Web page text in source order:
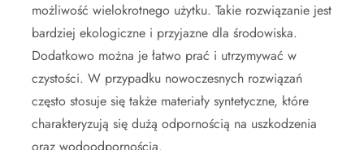
możliwość wielokrotnego użytku. Takie rozwiązanie jest
bardziej ekologiczne i przyjazne dla środowiska.
Dodatkowo można je łatwo prać i utrzymywać w
czystości. W przypadku nowoczesnych rozwiązań
często stosuje się także materiały syntetyczne, które
charakteryzują się dużą odpornością na uszkodzenia